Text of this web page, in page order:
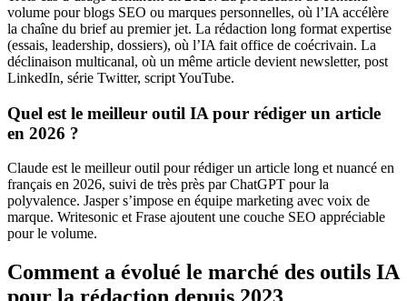
volume pour blogs SEO ou marques personnelles, où l’IA accélère
la chaîne du brief au premier jet. La rédaction long format expertise
(essais, leadership, dossiers), où l’IA fait office de coécrivain. La
déclinaison multicanal, où un même article devient newsletter, post
LinkedIn, série Twitter, script YouTube.
Quel est le meilleur outil IA pour rédiger un article
en 2026 ?
Claude est le meilleur outil pour rédiger un article long et nuancé en
français en 2026, suivi de très près par ChatGPT pour la
polyvalence. Jasper s’impose en équipe marketing avec voix de
marque. Writesonic et Frase ajoutent une couche SEO appréciable
pour le volume.
Comment a évolué le marché des outils IA